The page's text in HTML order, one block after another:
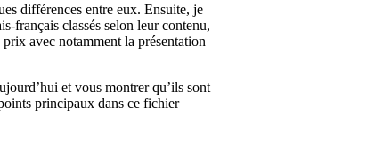
différences entre eux. Ensuite, je
français classés selon leur contenu,
avec notamment la présentation
et vous montrer qu’ils sont
principaux dans ce fichier